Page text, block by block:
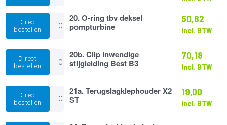
Direct
bestellen
20.
ring
deksel
pompturbine
aantal
20. O-ring tbv deksel
pompturbine
50,82
Incl. BTW
Direct
bestellen
20b.
Clip
inwendige
Best
aantal
20b. Clip inwendige
stijgleiding Best B3
70,18
Incl. BTW
Direct
bestellen
21a.
Terugslagklephouder
X2
21a. Terugslagklephouder X2
ST
19,00
Incl. BTW